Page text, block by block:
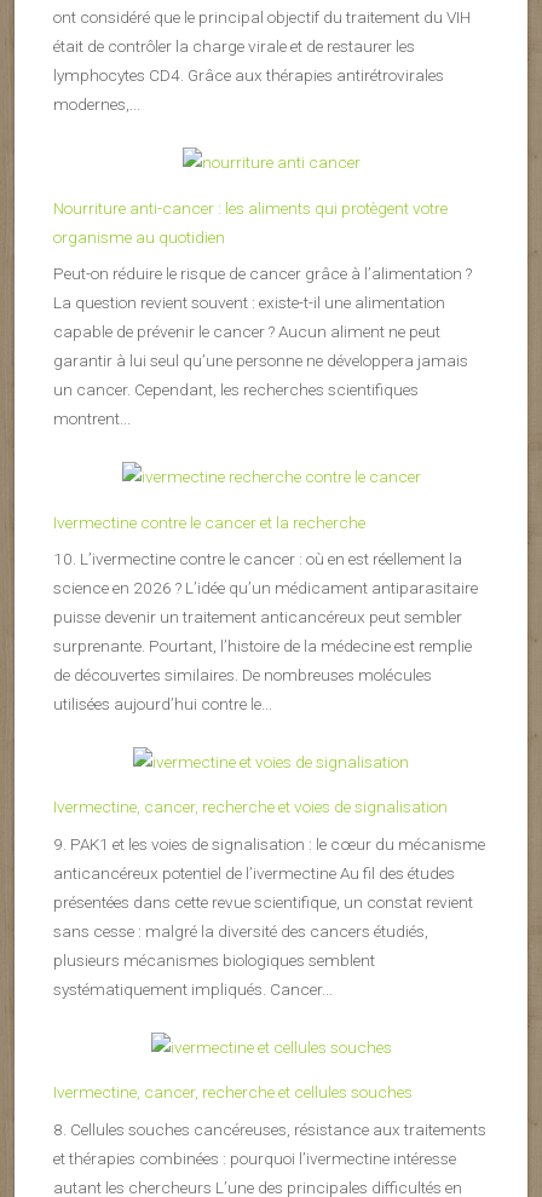
ont considéré que le principal objectif du traitement du VIH
était de contrôler la charge virale et de restaurer les
lymphocytes CD4. Grâce aux thérapies antirétrovirales
modernes,...
Nourriture anti-cancer : les aliments qui protègent votre
organisme au quotidien
Peut-on réduire le risque de cancer grâce à l’alimentation ?
La question revient souvent : existe-t-il une alimentation
capable de prévenir le cancer ? Aucun aliment ne peut
garantir à lui seul qu’une personne ne développera jamais
un cancer. Cependant, les recherches scientifiques
montrent...
Ivermectine contre le cancer et la recherche
10. L’ivermectine contre le cancer : où en est réellement la
science en 2026 ? L’idée qu’un médicament antiparasitaire
puisse devenir un traitement anticancéreux peut sembler
surprenante. Pourtant, l’histoire de la médecine est remplie
de découvertes similaires. De nombreuses molécules
utilisées aujourd’hui contre le...
Ivermectine, cancer, recherche et voies de signalisation
9. PAK1 et les voies de signalisation : le cœur du mécanisme
anticancéreux potentiel de l’ivermectine Au fil des études
présentées dans cette revue scientifique, un constat revient
sans cesse : malgré la diversité des cancers étudiés,
plusieurs mécanismes biologiques semblent
systématiquement impliqués. Cancer...
Ivermectine, cancer, recherche et cellules souches
8. Cellules souches cancéreuses, résistance aux traitements
et thérapies combinées : pourquoi l’ivermectine intéresse
autant les chercheurs L’une des principales difficultés en